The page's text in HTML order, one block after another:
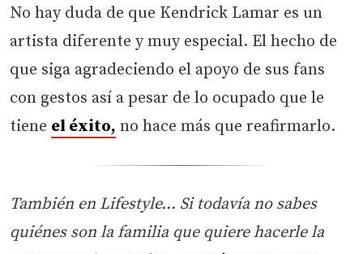
No hay duda de que Kendrick Lamar es un
artista diferente y muy especial. El hecho de
que siga agradeciendo el apoyo de sus fans
con gestos así a pesar de lo ocupado que le
tiene el éxito, no hace más que reafirmarlo.
También en Lifestyle… Si todavía no sabes
quiénes son la familia que quiere hacerle la